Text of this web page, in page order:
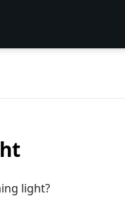
light?